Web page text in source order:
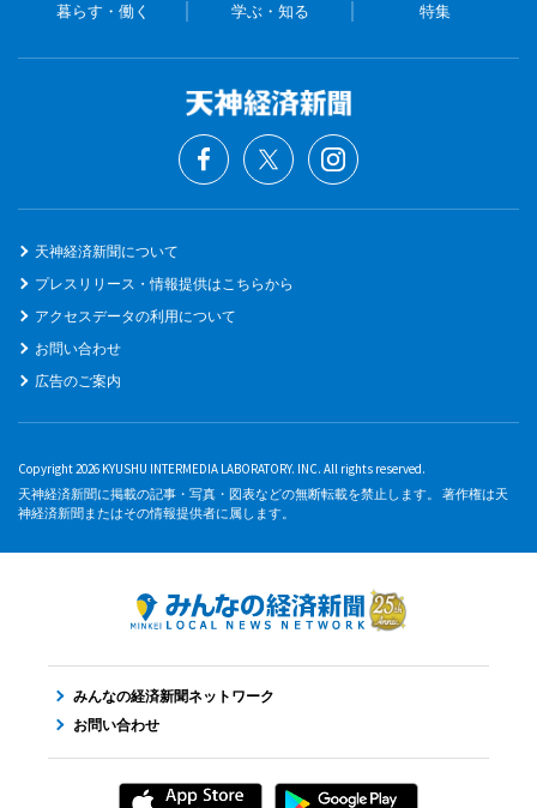
暮らす・働く 学ぶ・知る 特集
天神経済新聞について
プレスリリース・情報提供はこちらから
アクセスデータの利用について
お問い合わせ
広告のご案内
Copyright 2026 KYUSHU INTERMEDIA LABORATORY. INC. All rights reserved.
天神経済新聞に掲載の記事・写真・図表などの無断転載を禁止します。 著作権は天
神経済新聞またはその情報提供者に属します。
みんなの経済新聞ネットワーク
お問い合わせ